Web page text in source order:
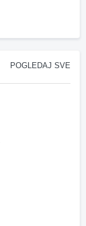
POGLEDAJ SVE